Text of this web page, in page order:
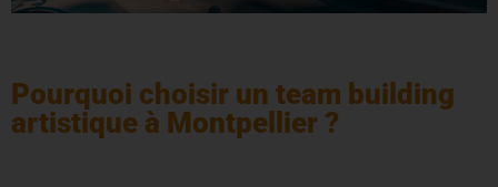
Pourquoi choisir un team building
artistique à Montpellier ?